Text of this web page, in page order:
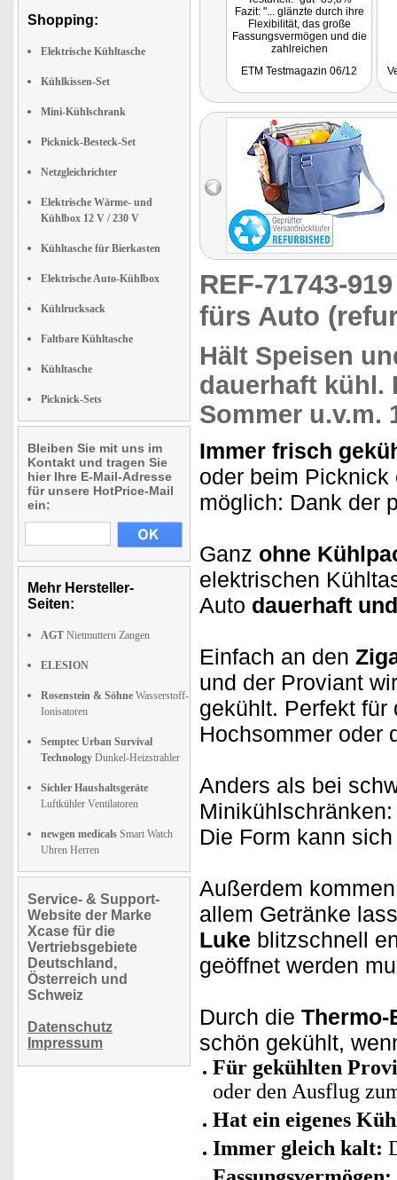
Shopping:
Elektrische Kühltasche
Kühlkissen-Set
Mini-Kühlschrank
Picknick-Besteck-Set
Netzgleichrichter
Elektrische Wärme- und
Kühlbox 12 V / 230 V
Kühltasche für Bierkasten
Elektrische Auto-Kühlbox
Kühlrucksack
Faltbare Kühltasche
Kühltasche
Picknick-Sets
Bleiben Sie mit uns im
Kontakt und tragen Sie
hier Ihre E-Mail-Adresse
für unsere HotPrice-Mail
ein:
Mehr Hersteller-
Seiten:
AGT Nietmuttern Zangen
ELESION
Rosenstein & Söhne Wasserstoff-
Ionisatoren
Semptec Urban Survival
Technology Dunkel-Heizstrahler
Sichler Haushaltsgeräte
Luftkühler Ventilatoren
newgen medicals Smart Watch
Uhren Herren
Service- & Support-
Website der Marke
Xcase für die
Vertriebsgebiete
Deutschland,
Österreich und
Schweiz
Datenschutz
Impressum
Fazit: "... glänzte durch ihre
Flexibilität, das große
Fassungsvermögen und die
zahlreichen
ETM Testmagazin 06/12
REF-71743-
fürs Auto
Hält Speisen
dauerhaft kühl.
Sommer u.v.m.
Immer frisch
oder beim
möglich: Dank der
Ganz ohne
elektrischen
Auto dauerhaft
Einfach an den
und der Proviant
gekühlt. Perfekt für
Hochsommer oder
Anders als bei
Die Form kann
Außerdem
allem Getränke
Luke blitzschnell
geöffnet werden
Durch die
schön gekühlt,
Für gekühlten
oder den Ausflug
Hat ein eigenes
Immer gleich kalt: